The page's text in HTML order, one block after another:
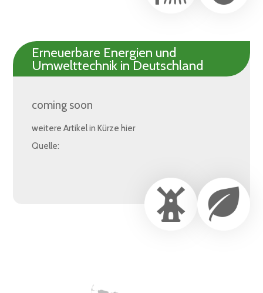
Erneuerbare Energien und
Umwelttechnik in Deutschland
coming soon
weitere Artikel in Kürze hier
Quelle: